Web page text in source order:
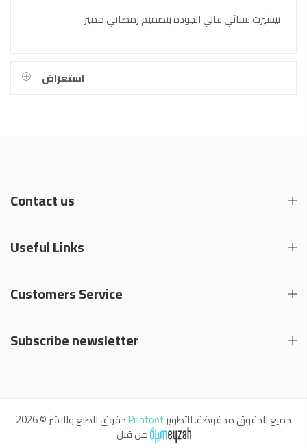
تيشيرت نسائي عالي الجودة بتصميم رمضاني مميز
استعراض
Contact us
Useful Links
Customers Service
Subscribe newsletter
Printoot